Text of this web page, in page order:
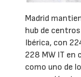
Madrid
hub de
Ibérica, con
228 MW IT en
como uno de